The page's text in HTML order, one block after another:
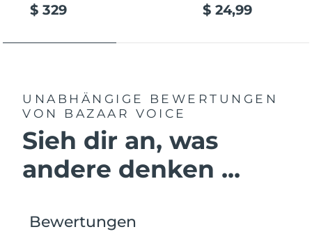
$ 329 $ 24,99
UNABHÄNGIGE BEWERTUNGEN
VON BAZAAR VOICE
Sieh dir an, was
andere denken ...